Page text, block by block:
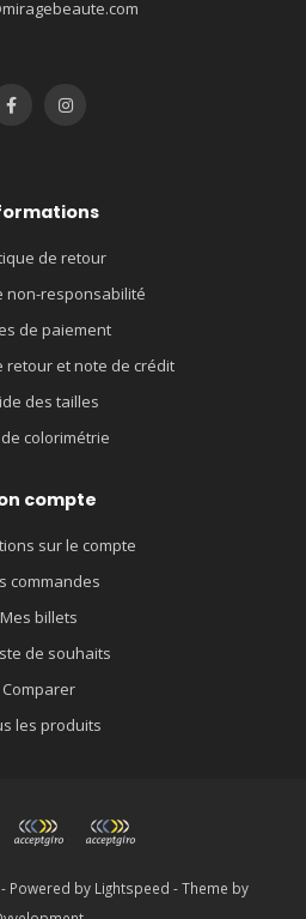
de retour
non-responsabilité
de paiement
retour et note de crédit
des tailles
colorimétrie
compte
sur le compte
commandes
Mes billets
de souhaits
Comparer
les produits
Powered by Lightspeed - Theme by